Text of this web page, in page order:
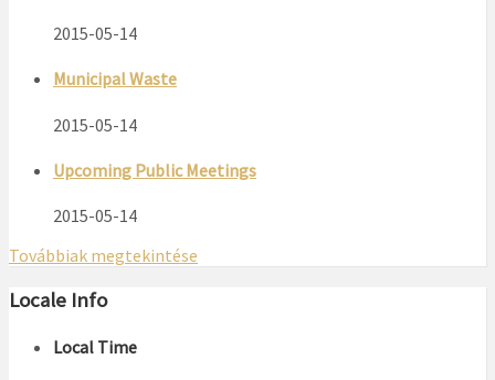
2015-05-14
Municipal Waste
2015-05-14
Upcoming Public Meetings
2015-05-14
Továbbiak megtekintése
Locale Info
Local Time